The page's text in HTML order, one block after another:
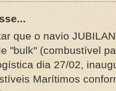
que o navio
"bulk" (combustível
dia 27/02,
Marítimos